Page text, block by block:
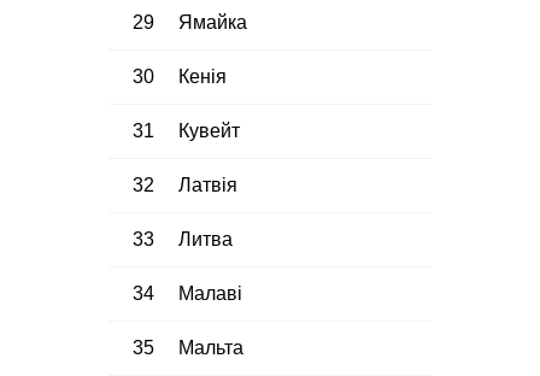
29 Ямайка
30 Кенія
31 Кувейт
32 Латвія
33 Литва
34 Малаві
35 Мальта